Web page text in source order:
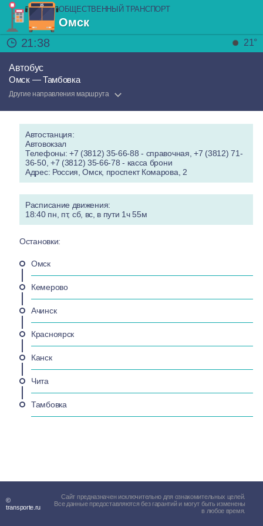
ОБЩЕСТВЕННЫЙ ТРАНСПОРТ
Омск
21:38
21°
Автобус
Омск — Тамбовка
Другие направления маршрута
Автостанция:
Автовокзал
Телефоны: +7 (3812) 35-66-88 - справочная, +7 (3812) 71-
36-50, +7 (3812) 35-66-78 - касса брони
Адрес: Россия, Омск, проспект Комарова, 2
Расписание движения:
18:40 пн, пт, сб, вс, в пути 1ч 55м
Остановки:
Омск
Кемерово
Ачинск
Красноярск
Канск
Чита
Тамбовка
©
transporte.ru
Сайт предназначен исключительно для ознакомительных целей.
Все данные предоставляются без гарантий и могут быть изменены
в любое время.